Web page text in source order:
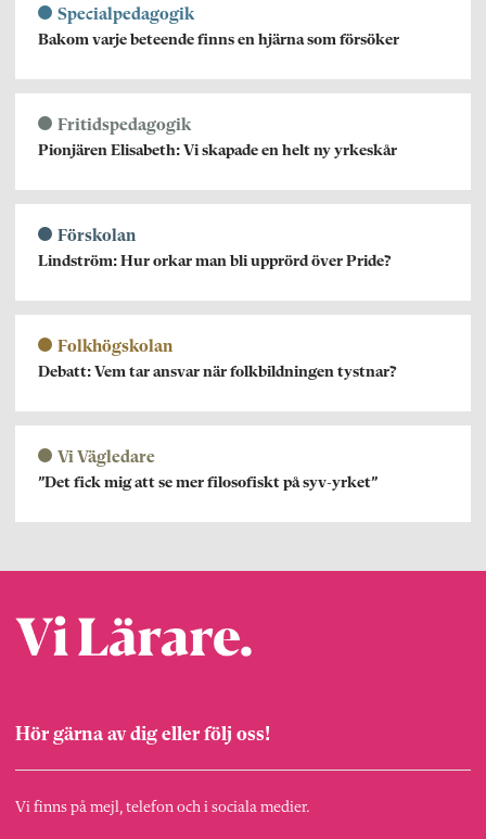
Specialpedagogik
Bakom varje beteende finns en hjärna som försöker
Fritidspedagogik
Pionjären Elisabeth: Vi skapade en helt ny yrkeskår
Förskolan
Lindström: Hur orkar man bli upprörd över Pride?
Folkhögskolan
Debatt: Vem tar ansvar när folkbildningen tystnar?
Vi Vägledare
”Det fick mig att se mer filosofiskt på syv-yrket”
Hör gärna av dig eller följ oss!
Vi finns på mejl, telefon och i sociala medier.